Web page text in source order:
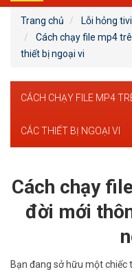
navigation
Trang chủ
Lỗi hỏng
Cách chạy file mp4
thiết bị ngoại vi
CÁCH CHẠY FILE MP4
CÁC THIẾT BỊ NGOẠI VI
Cách chạy
đời mới
Bạn đang sở hữu một chiếc